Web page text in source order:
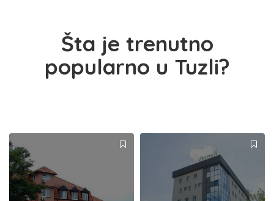
Šta je trenutno
popularno u Tuzli?